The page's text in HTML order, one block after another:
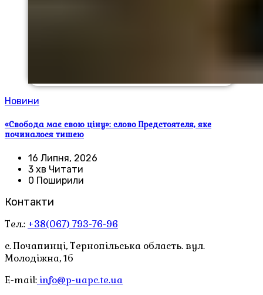
Новини
«Свобода має свою ціну»: слово Предстоятеля, яке
починалося тишею
16 Липня, 2026
3 хв Читати
0 Поширили
Контакти
Тел.: +38(067) 793-76-96
с. Почапинці, Тернопільська область. вул.
Молодіжна, 1б
E-mail: info@p-uapc.te.ua